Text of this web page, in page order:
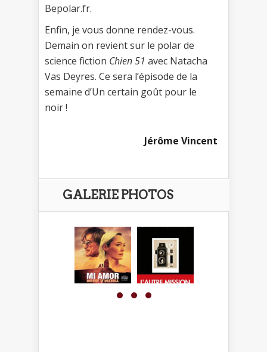
Bepolar.fr.
Enfin, je vous donne rendez-vous.
Demain on revient sur le polar de
science fiction Chien 51 avec Natacha
Vas Deyres. Ce sera l’épisode de la
semaine d’Un certain goût pour le
noir !
Jérôme Vincent
GALERIE PHOTOS